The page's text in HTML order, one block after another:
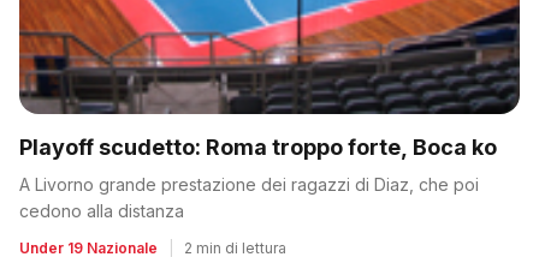
Playoff scudetto: Roma troppo forte, Boca ko
A Livorno grande prestazione dei ragazzi di Diaz, che poi
cedono alla distanza
Under 19 Nazionale 2 min di lettura